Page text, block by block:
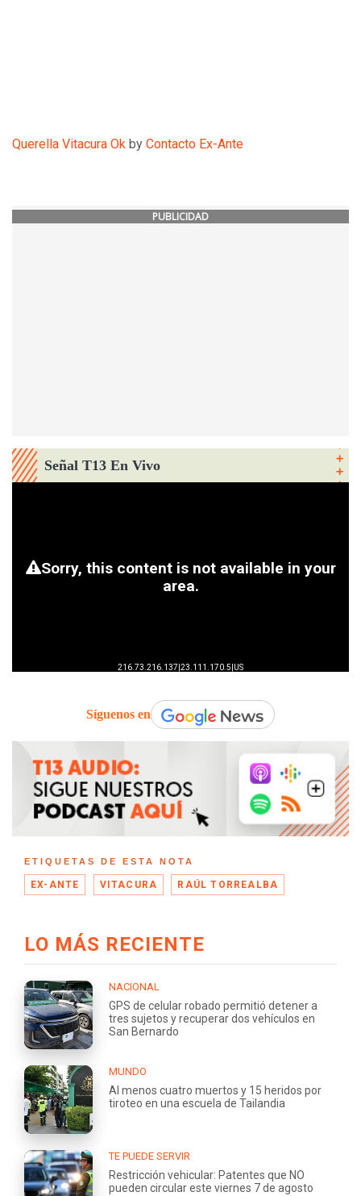
Querella Vitacura Ok by Contacto Ex-Ante
PUBLICIDAD
Señal T13 En Vivo
Síguenos en
ETIQUETAS DE ESTA NOTA
EX-ANTE VITACURA RAÚL TORREALBA
LO MÁS RECIENTE
NACIONAL
GPS de celular robado permitió detener a
tres sujetos y recuperar dos vehículos en
San Bernardo
MUNDO
Al menos cuatro muertos y 15 heridos por
tiroteo en una escuela de Tailandia
TE PUEDE SERVIR
Restricción vehicular: Patentes que NO
pueden circular este viernes 7 de agosto